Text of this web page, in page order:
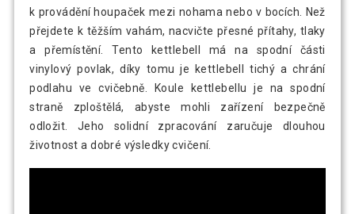
k provádění houpaček mezi nohama nebo v bocích. Než
přejdete k těžším vahám, nacvičte přesné přítahy, tlaky
a přemístění. Tento kettlebell má na spodní části
vinylový povlak, díky tomu je kettlebell tichý a chrání
podlahu ve cvičebně. Koule kettlebellu je na spodní
straně zploštělá, abyste mohli zařízení bezpečně
odložit. Jeho solidní zpracování zaručuje dlouhou
životnost a dobré výsledky cvičení.